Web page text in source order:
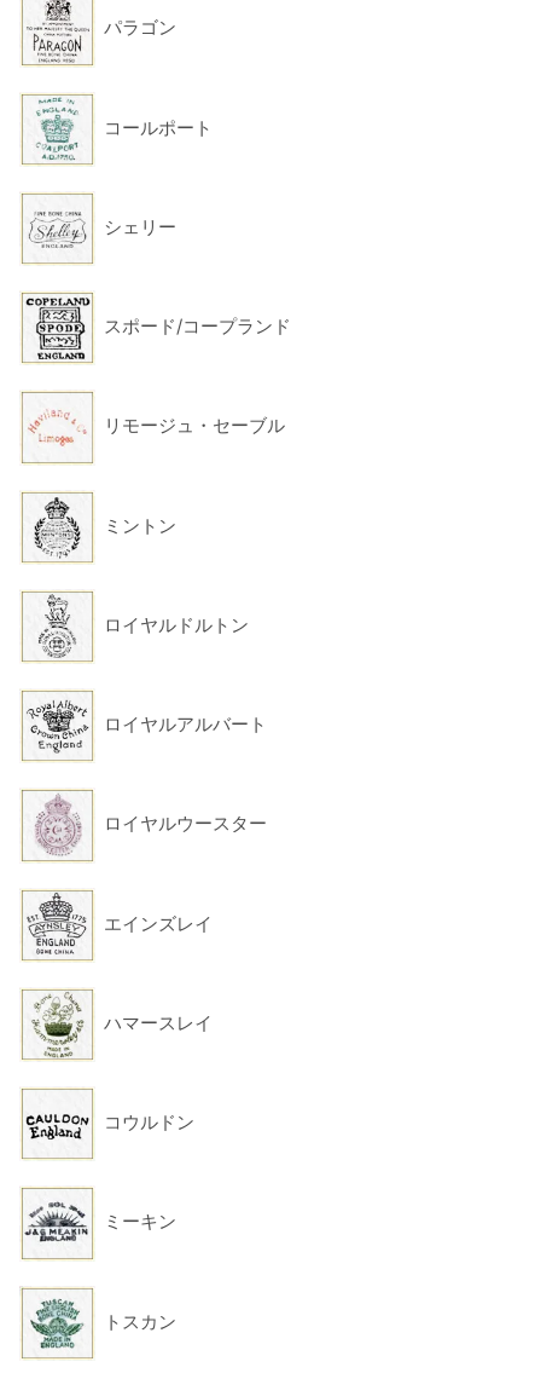
パラゴン
コールポート
シェリー
スポード/コープランド
リモージュ・セーブル
ミントン
ロイヤルドルトン
ロイヤルアルバート
ロイヤルウースター
エインズレイ
ハマースレイ
コウルドン
ミーキン
トスカン